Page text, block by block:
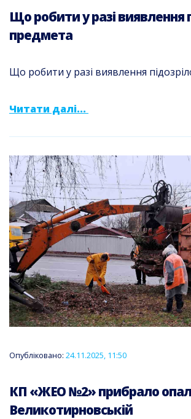
Що робити у разі виявлення
предмета
Що робити у разі виявлення
Читати далі...
Опубліковано: 24.11.2025, 11:50
КП «ЖЕО №2» прибрало
Великотирновській